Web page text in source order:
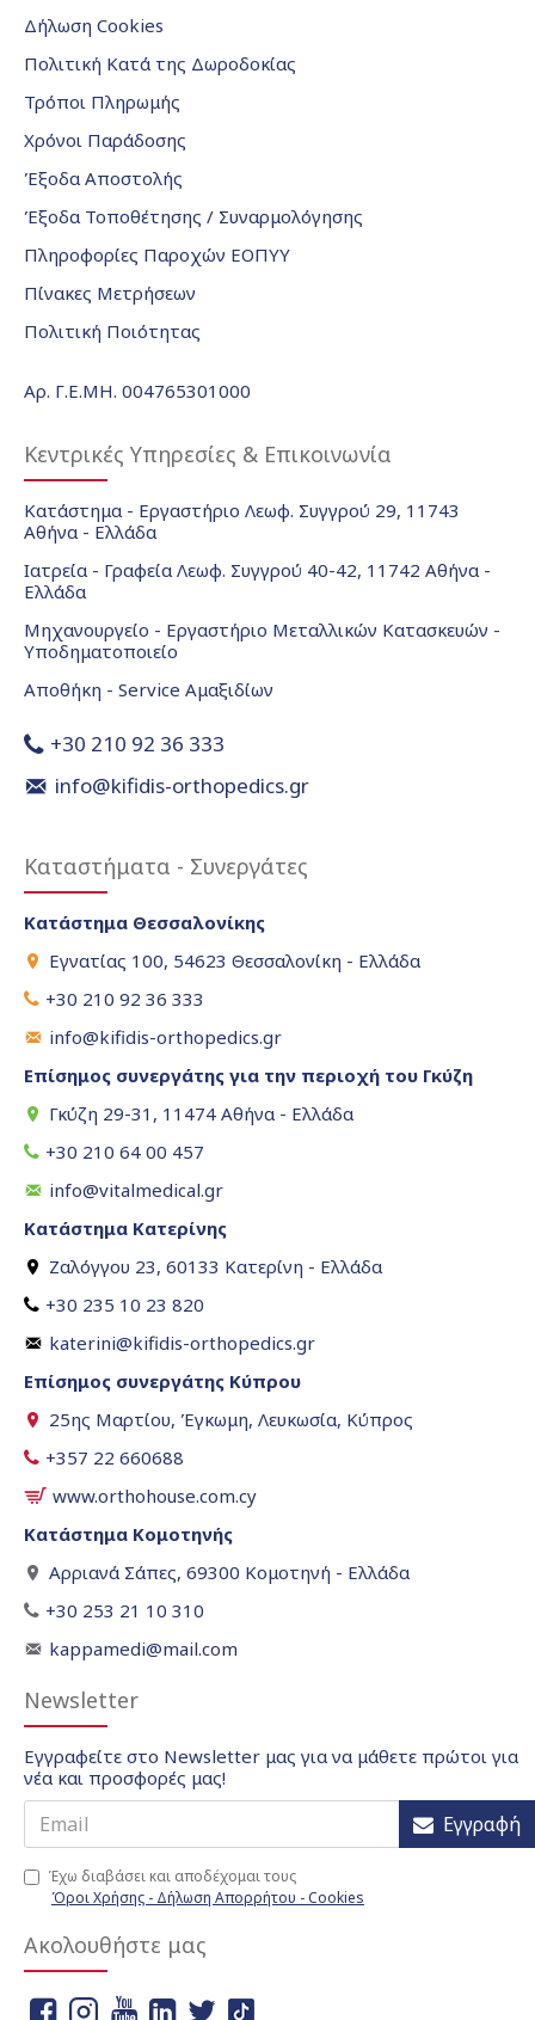
Δήλωση Cookies
Πολιτική Κατά της Δωροδοκίας
Τρόποι Πληρωμής
Χρόνοι Παράδοσης
Έξοδα Αποστολής
Έξοδα Τοποθέτησης / Συναρμολόγησης
Πληροφορίες Παροχών ΕΟΠΥΥ
Πίνακες Μετρήσεων
Πολιτική Ποιότητας
Αρ. Γ.Ε.ΜΗ. 004765301000
Κεντρικές Υπηρεσίες & Επικοινωνία
Κατάστημα - Εργαστήριο Λεωφ. Συγγρού 29, 11743
Αθήνα - Ελλάδα
Ιατρεία - Γραφεία Λεωφ. Συγγρού 40-42, 11742 Αθήνα -
Ελλάδα
Μηχανουργείο - Εργαστήριο Μεταλλικών Κατασκευών -
Υποδηματοποιείο
Αποθήκη - Service Αμαξιδίων
+30 210 92 36 333
info@kifidis-orthopedics.gr
Καταστήματα - Συνεργάτες
Κατάστημα Θεσσαλονίκης
Εγνατίας 100, 54623 Θεσσαλονίκη - Ελλάδα
+30 210 92 36 333
info@kifidis-orthopedics.gr
Επίσημος συνεργάτης για την περιοχή του Γκύζη
Γκύζη 29-31, 11474 Αθήνα - Ελλάδα
+30 210 64 00 457
info@vitalmedical.gr
Κατάστημα Κατερίνης
Ζαλόγγου 23, 60133 Κατερίνη - Ελλάδα
+30 235 10 23 820
katerini@kifidis-orthopedics.gr
Επίσημος συνεργάτης Κύπρου
25ης Μαρτίου, Έγκωμη, Λευκωσία, Κύπρος
+357 22 660688
www.orthohouse.com.cy
Κατάστημα Κομοτηνής
Αρριανά Σάπες, 69300 Κομοτηνή - Ελλάδα
+30 253 21 10 310
kappamedi@mail.com
Newsletter
Εγγραφείτε στο Newsletter μας για να μάθετε πρώτοι για
νέα και προσφορές μας!
Εγγραφή
Έχω διαβάσει και αποδέχομαι τους
Όροι Χρήσης - Δήλωση Απορρήτου - Cookies
Ακολουθήστε μας